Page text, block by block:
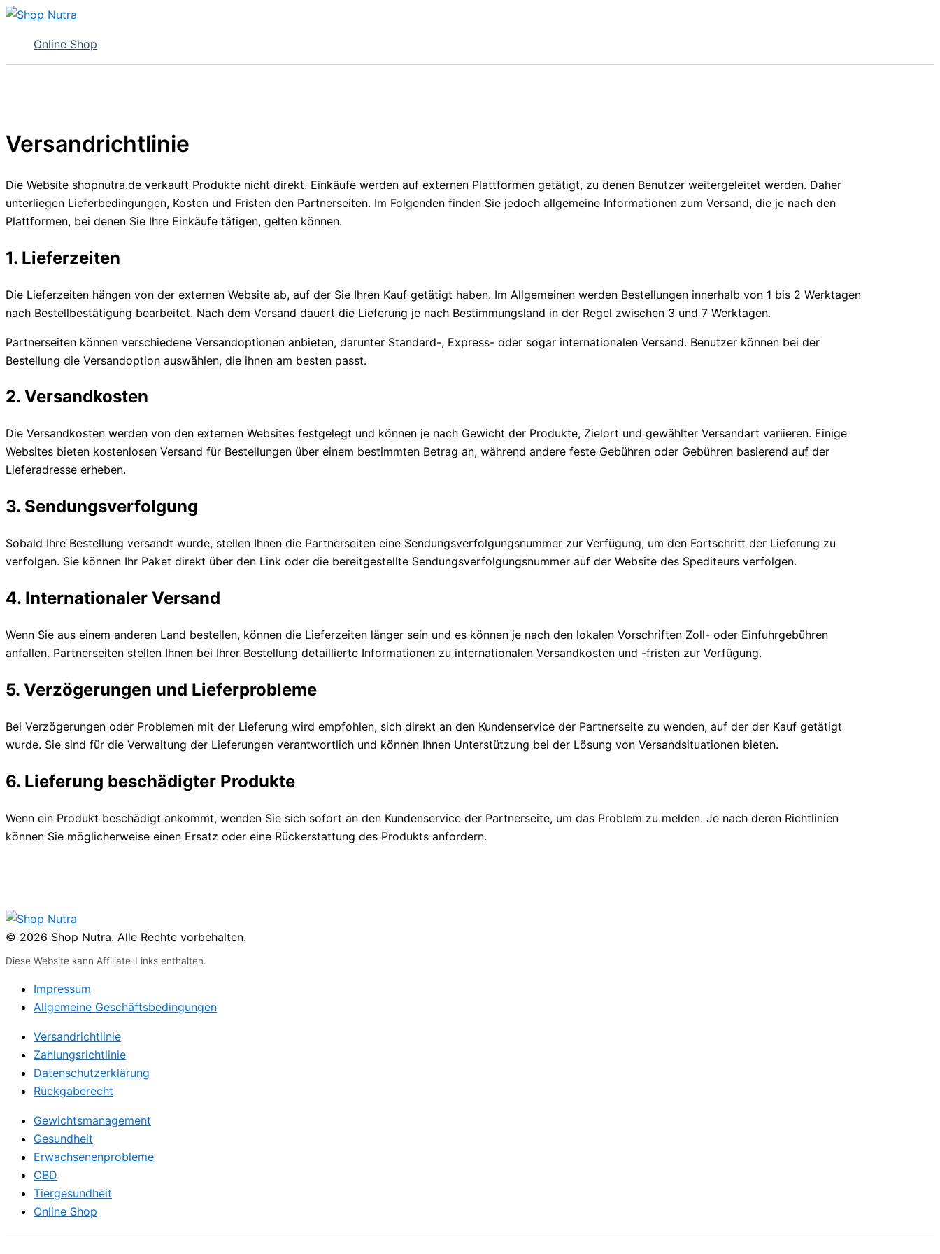
Zum
springenOnline Shop
Versandrichtlinie
Die Website shopnutra.de verkauft Produkte nicht direkt. Einkäufe werden auf externen Plattformen getätigt, zu denen Benutzer weitergeleitet werden. Daher
unterliegen Lieferbedingungen, Kosten und Fristen den Partnerseiten. Im Folgenden finden Sie jedoch allgemeine Informationen zum Versand, die je nach den
Plattformen, bei denen Sie Ihre Einkäufe tätigen, gelten können.
1. Lieferzeiten
Die Lieferzeiten hängen von der externen Website ab, auf der Sie Ihren Kauf getätigt haben. Im Allgemeinen werden Bestellungen innerhalb von 1 bis 2 Werktagen
nach Bestellbestätigung bearbeitet. Nach dem Versand dauert die Lieferung je nach Bestimmungsland in der Regel zwischen 3 und 7 Werktagen.
Partnerseiten können verschiedene Versandoptionen anbieten, darunter Standard-, Express- oder sogar internationalen Versand. Benutzer können bei der
Bestellung die Versandoption auswählen, die ihnen am besten passt.
2. Versandkosten
Die Versandkosten werden von den externen Websites festgelegt und können je nach Gewicht der Produkte, Zielort und gewählter Versandart variieren. Einige
Websites bieten kostenlosen Versand für Bestellungen über einem bestimmten Betrag an, während andere feste Gebühren oder Gebühren basierend auf der
Lieferadresse erheben.
3. Sendungsverfolgung
Sobald Ihre Bestellung versandt wurde, stellen Ihnen die Partnerseiten eine Sendungsverfolgungsnummer zur Verfügung, um den Fortschritt der Lieferung zu
verfolgen. Sie können Ihr Paket direkt über den Link oder die bereitgestellte Sendungsverfolgungsnummer auf der Website des Spediteurs verfolgen.
4. Internationaler Versand
Wenn Sie aus einem anderen Land bestellen, können die Lieferzeiten länger sein und es können je nach den lokalen Vorschriften Zoll- oder Einfuhrgebühren
anfallen. Partnerseiten stellen Ihnen bei Ihrer Bestellung detaillierte Informationen zu internationalen Versandkosten und -fristen zur Verfügung.
5. Verzögerungen und Lieferprobleme
Bei Verzögerungen oder Problemen mit der Lieferung wird empfohlen, sich direkt an den Kundenservice der Partnerseite zu wenden, auf der der Kauf getätigt
wurde. Sie sind für die Verwaltung der Lieferungen verantwortlich und können Ihnen Unterstützung bei der Lösung von Versandsituationen bieten.
6. Lieferung beschädigter Produkte
Wenn ein Produkt beschädigt ankommt, wenden Sie sich sofort an den Kundenservice der Partnerseite, um das Problem zu melden. Je nach deren Richtlinien
können Sie möglicherweise einen Ersatz oder eine Rückerstattung des Produkts anfordern.
© 2026 Shop Nutra. Alle Rechte vorbehalten.
Diese Website kann Affiliate-Links enthalten.
Impressum
Allgemeine Geschäftsbedingungen
Versandrichtlinie
Zahlungsrichtlinie
Datenschutzerklärung
Rückgaberecht
Gewichtsmanagement
Gesundheit
Erwachsenenprobleme
CBD
Tiergesundheit
Online Shop